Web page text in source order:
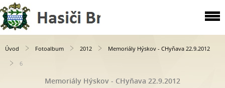
Úvod Fotoalbum 2012
Memoriály Hýskov - CHyňava 22.9.2012
6
Memoriály Hýskov - CHyňava 22.9.2012